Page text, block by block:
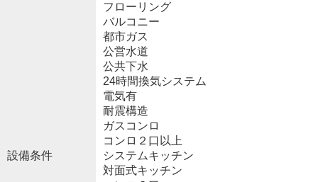
設備条件
フローリング
バルコニー
都市ガス
公営水道
公共下水
24時間換気システム
電気有
耐震構造
ガスコンロ
コンロ２口以上
システムキッチン
対面式キッチン